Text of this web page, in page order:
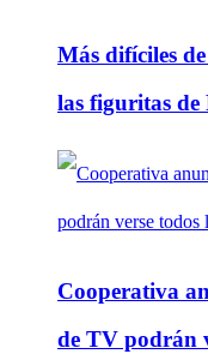
Más difíciles
las figuritas
Cooperativa
de TV podrán